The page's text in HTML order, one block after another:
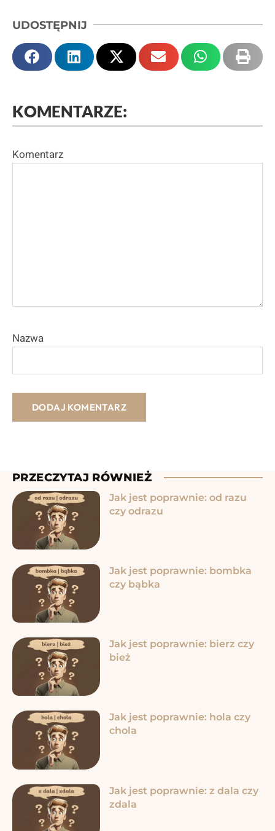
UDOSTĘPNIJ
KOMENTARZE:
Komentarz
Nazwa
PRZECZYTAJ RÓWNIEŻ
Jak jest poprawnie: od razu
czy odrazu
Jak jest poprawnie: bombka
czy bąbka
Jak jest poprawnie: bierz czy
bież
Jak jest poprawnie: hola czy
chola
Jak jest poprawnie: z dala czy
zdala